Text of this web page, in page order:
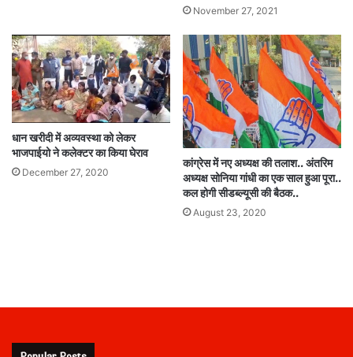
November 27, 2021
धान खरीदी में अव्यवस्था को लेकर
भाजपाईयो ने कलेक्टर का किया घेराव
December 27, 2020
कांग्रेस में नए अध्यक्ष की तलाश.. अंतरिम
अध्यक्ष सोनिया गांधी का एक साल हुआ पूरा..
कल होगी सीडब्ल्यूसी की बैठक..
August 23, 2020